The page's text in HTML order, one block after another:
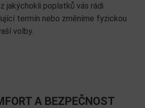
jakýchokli poplatků vás rádi
termín nebo změníme fyzickou
volby.
A BEZPEČNOST